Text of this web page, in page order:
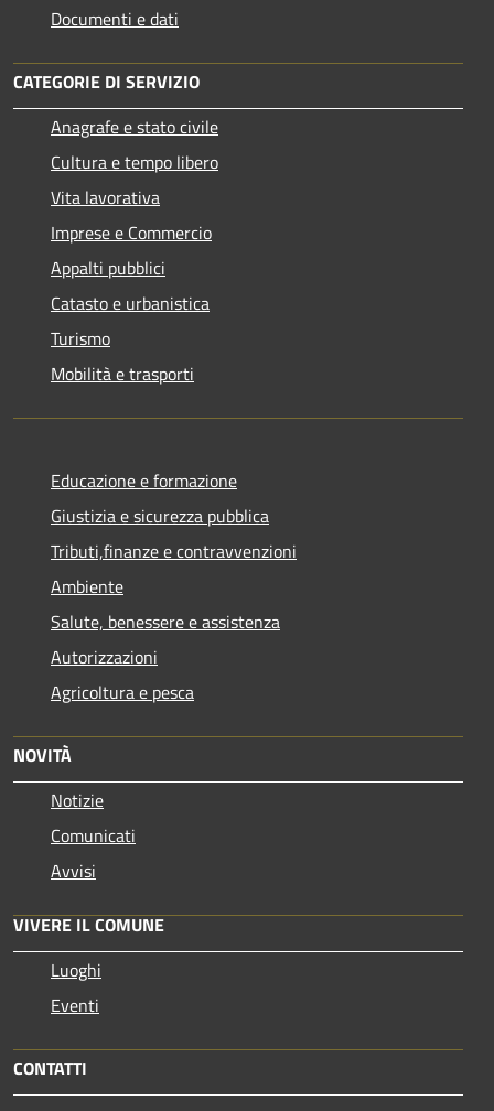
Documenti e dati
CATEGORIE DI SERVIZIO
Anagrafe e stato civile
Cultura e tempo libero
Vita lavorativa
Imprese e Commercio
Appalti pubblici
Catasto e urbanistica
Turismo
Mobilità e trasporti
Educazione e formazione
Giustizia e sicurezza pubblica
Tributi,finanze e contravvenzioni
Ambiente
Salute, benessere e assistenza
Autorizzazioni
Agricoltura e pesca
NOVITÀ
Notizie
Comunicati
Avvisi
VIVERE IL COMUNE
Luoghi
Eventi
CONTATTI